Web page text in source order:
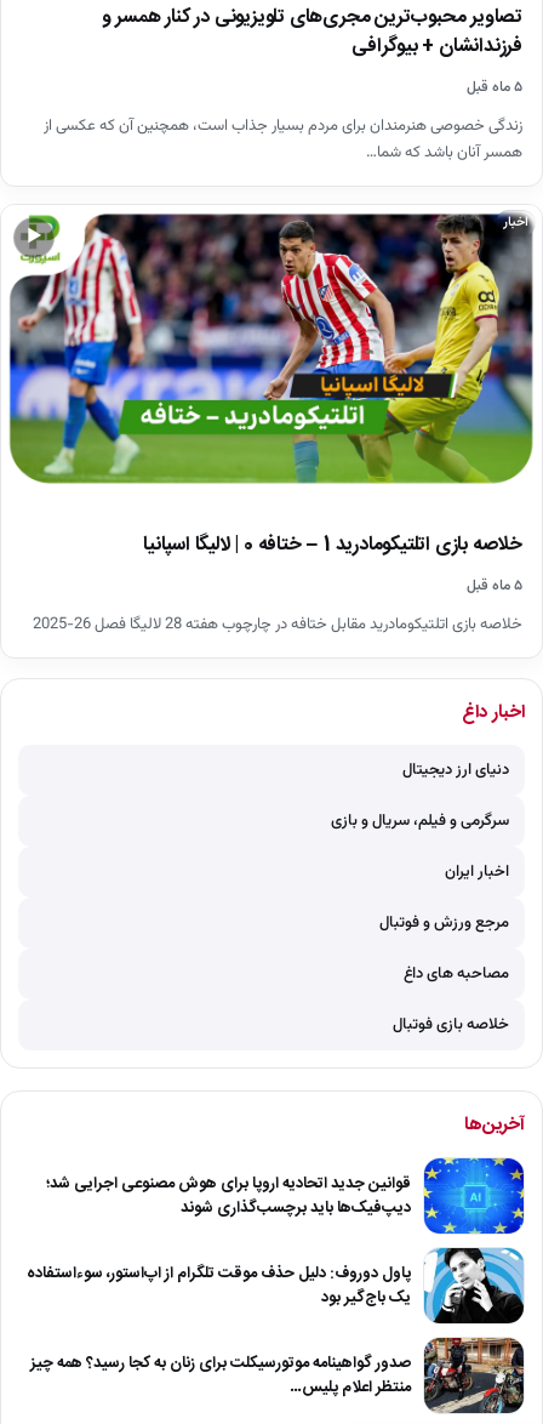
تصاویر محبوب‌ترین مجری‌های تلویزیونی در کنار همسر و
فرزندانشان + بیوگرافی
۵ ماه قبل
زندگی خصوصی هنرمندان برای مردم بسیار جذاب است، همچنین آن که عکسی از
همسر آنان باشد که شما…
▶
اخبار
خلاصه بازی اتلتیکومادرید 1 – ختافه 0 | لالیگا اسپانیا
۵ ماه قبل
خلاصه بازی اتلتیکومادرید مقابل ختافه در چارچوب هفته 28 لالیگا فصل 26-2025
اخبار داغ
دنیای ارز دیجیتال
سرگرمی و فیلم، سریال و بازی
اخبار ایران
مرجع ورزش و فوتبال
مصاحبه های داغ
خلاصه بازی فوتبال
آخرین‌ها
قوانین جدید اتحادیه اروپا برای هوش مصنوعی اجرایی شد؛
دیپ‌فیک‌ها باید برچسب‌گذاری شوند
پاول دوروف: دلیل حذف موقت تلگرام از اپ‌استور، سوءاستفاده
یک باج‌گیر بود
صدور گواهینامه موتورسیکلت برای زنان به کجا رسید؟ همه چیز
منتظر اعلام پلیس…